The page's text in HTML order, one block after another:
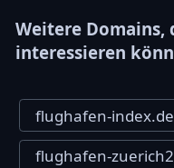
Weitere Domains,
interessieren
flughafen-index.de
flughafen-